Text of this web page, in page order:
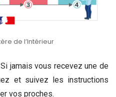
de l’Intérieur
jamais vous recevez une de
et suivez les instructions
vos proches.